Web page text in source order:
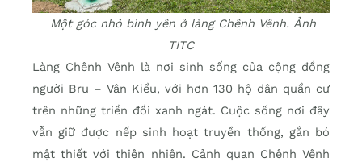
Một góc nhỏ bình yên ở làng Chênh Vênh. Ảnh
TITC
Làng Chênh Vênh là nơi sinh sống của cộng đồng
người Bru – Vân Kiều, với hơn 130 hộ dân quần cư
trên những triền đồi xanh ngát. Cuộc sống nơi đây
vẫn giữ được nếp sinh hoạt truyền thống, gắn bó
mật thiết với thiên nhiên. Cảnh quan Chênh Vênh